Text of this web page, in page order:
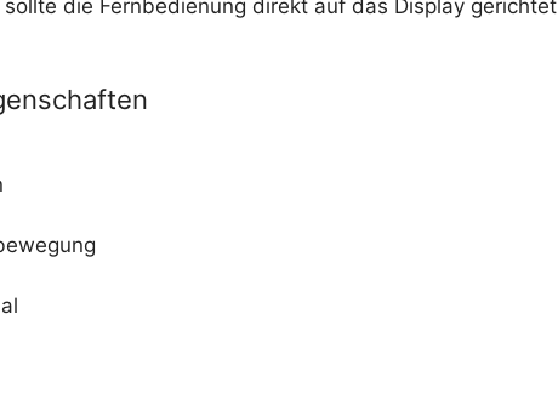
die Fernbedienung direkt auf das Display gerichtet